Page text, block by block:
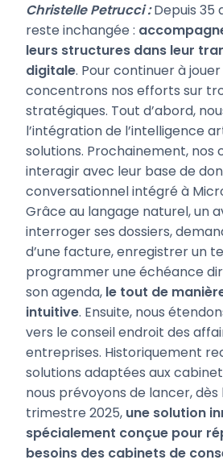
Christelle Petrucci :Depuis 35
reste inchangée :
leurs structures dans leur
digitale. Pour continuer à
concentrons nos efforts sur
stratégiques. Tout d’abord,
l’intégration de l’intelligence
solutions. Prochainement, nos
interagir avec leur base de
conversationnel intégré à
Grâce au langage naturel, un
interroger ses dossiers,
d’une facture, enregistrer un
programmer une échéance
son agenda, le tout de
intuitive. Ensuite, nous
vers le conseil endroit des
entreprises. Historiquement
solutions adaptées aux
nous prévoyons de lancer, dès
trimestre 2025, une solution
spécialement conçue pour
besoins des cabinets de